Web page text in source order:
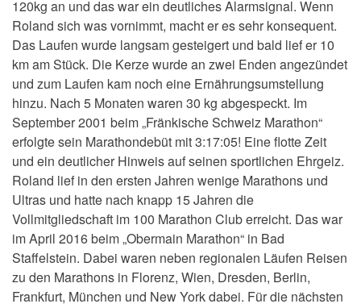
120kg an und das war ein deutliches Alarmsignal. Wenn
Roland sich was vornimmt, macht er es sehr konsequent.
Das Laufen wurde langsam gesteigert und bald lief er 10
km am Stück. Die Kerze wurde an zwei Enden angezündet
und zum Laufen kam noch eine Ernährungsumstellung
hinzu. Nach 5 Monaten waren 30 kg abgespeckt. Im
September 2001 beim „Fränkische Schweiz Marathon“
erfolgte sein Marathondebüt mit 3:17:05! Eine flotte Zeit
und ein deutlicher Hinweis auf seinen sportlichen Ehrgeiz.
Roland lief in den ersten Jahren wenige Marathons und
Ultras und hatte nach knapp 15 Jahren die
Vollmitgliedschaft im 100 Marathon Club erreicht. Das war
im April 2016 beim „Obermain Marathon“ in Bad
Staffelstein. Dabei waren neben regionalen Läufen Reisen
zu den Marathons in Florenz, Wien, Dresden, Berlin,
Frankfurt, München und New York dabei. Für die nächsten